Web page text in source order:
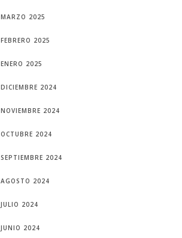
MARZO 2025
FEBRERO 2025
ENERO 2025
DICIEMBRE 2024
NOVIEMBRE 2024
OCTUBRE 2024
SEPTIEMBRE 2024
AGOSTO 2024
JULIO 2024
JUNIO 2024